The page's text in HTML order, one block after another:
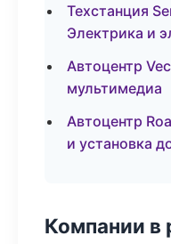
Техстанция
Электрика и
Автоцентр
мультимедиа
Автоцентр
и установка
Компании в